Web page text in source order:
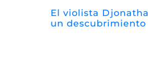
El violista
un